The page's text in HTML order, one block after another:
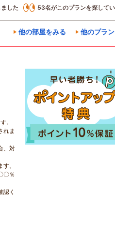
した 53名がこのプランを探して
他の部屋をみる 他のプラ
。
れま
、対
。
〇％
認く